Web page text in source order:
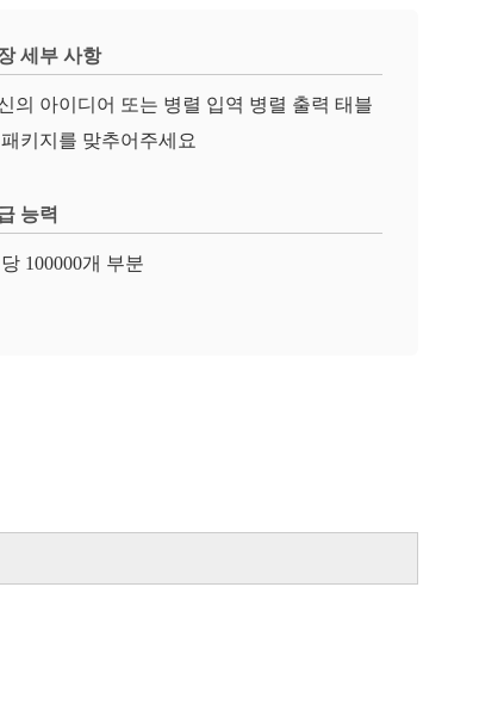
세부 사항
의 아이디어 또는 병렬 입역 병렬 출력 태블
키지를 맞추어주세요
능력
100000개 부분